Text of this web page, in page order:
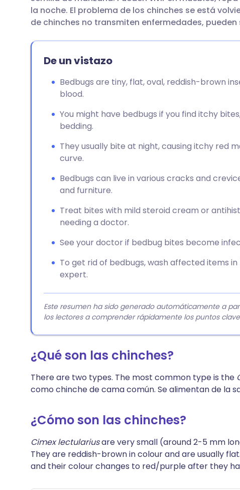
Compartir en LinkedIn
Compartir en X
Compartir vía WhatsApp
Copiar enlace
🇪🇸 Español 🇫🇷
🇮🇳 हिन्दी 🇮🇱 עברית
la noche. El problema de los chinches se está
de chinches no transmiten enfermedades, pueden
De un vistazo
Bedbugs are tiny, flat, oval, reddish-brown
blood.
You might have bedbugs if you find itchy
bedding.
They usually bite at night, causing itchy red
curve.
Bedbugs can live in various cracks and
and furniture.
Treat bites with mild steroid cream or
needing a doctor.
See your doctor if bedbug bites become
To get rid of bedbugs, wash affected items
expert.
Este resumen ha sido generado automáticamente a
los lectores a comprender rápidamente los puntos
¿Qué son las chinches?
There are two types. The most common type is the
como chinche de cama común. Se alimentan de la
¿Cómo son las chinches?
Cimex lectulariusare very small (around 2-5 mm
They are reddish-brown in colour and are usually
and their colour changes to red/purple after they